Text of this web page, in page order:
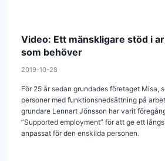
Video: Ett mänskligare stöd i
som behöver
2019-10-28
För 25 år sedan grundades företaget Misa,
personer med funktionsnedsättning på
grundare Lennart Jönsson har varit
”Supported employment” för att ge ett
anpassat för den enskilda personen.